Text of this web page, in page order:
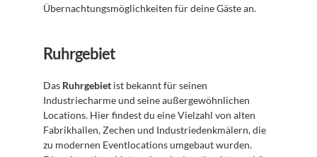
Übernachtungsmöglichkeiten für deine Gäste an.
Ruhrgebiet
Das Ruhrgebiet ist bekannt für seinen
Industriecharme und seine außergewöhnlichen
Locations. Hier findest du eine Vielzahl von alten
Fabrikhallen, Zechen und Industriedenkmälern, die
zu modernen Eventlocations umgebaut wurden.